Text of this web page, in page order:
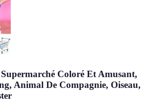
Coloré Et Amusant,
Animal De Compagnie, Oiseau,